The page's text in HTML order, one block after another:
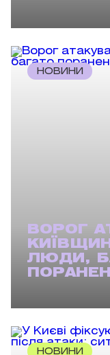
НОВИНИ
ВОРОГ
ЛЮДИ,
НОВИНИ